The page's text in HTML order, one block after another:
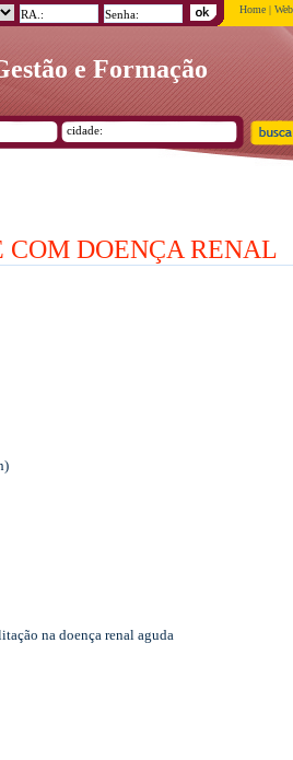
e Formação
Home |
DOENÇA RENAL
na doença renal aguda